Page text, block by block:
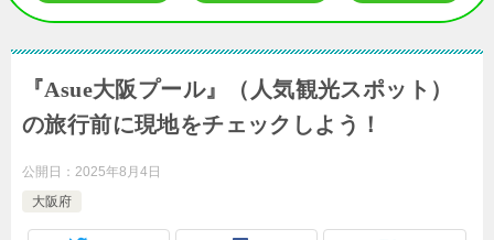
『Asue大阪プール』（人気観光スポット）
の旅行前に現地をチェックしよう！
公開日： 2025年8月4日
大阪府